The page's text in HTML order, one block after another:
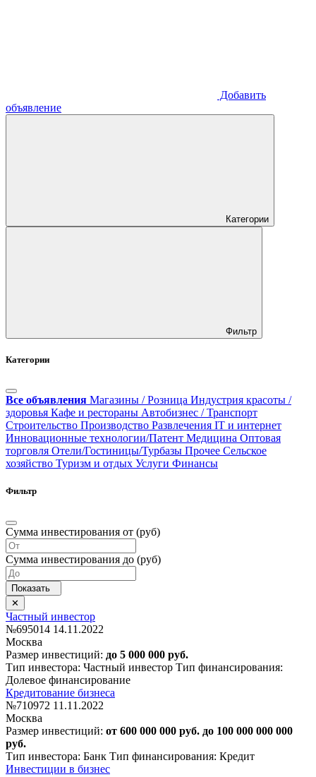
Добавить
объявление
Категории
Фильтр
Категории
Все объявления Магазины / Розница Индустрия красоты /
здоровья Кафе и рестораны Автобизнес / Транспорт
Строительство Производство Развлечения IT и интернет
Инновационные технологии/Патент Медицина Оптовая
торговля Отели/Гостиницы/Турбазы Прочее Сельское
хозяйство Туризм и отдых Услуги Финансы
Фильтр
Сумма инвестирования от (руб)
Сумма инвестирования до (руб)
Частный инвестор
№695014 14.11.2022
Москва
Размер инвестиций: до 5 000 000 руб.
Тип инвестора: Частный инвестор Тип финансирования:
Долевое финансирование
Кредитование бизнеса
№710972 11.11.2022
Москва
Размер инвестиций: от 600 000 000 руб. до 100 000 000 000
руб.
Тип инвестора: Банк Тип финансирования: Кредит
Инвестиции в бизнес